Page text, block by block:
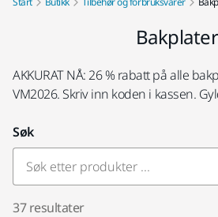
Bakplater
AKKURAT NÅ: 26 % rabatt på alle
VM2026. Skriv inn koden i kassen.
Søk
37 resultater